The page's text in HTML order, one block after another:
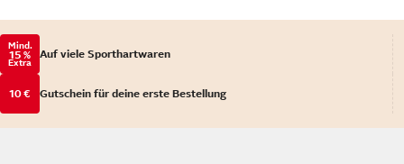
Mind.
15 %
Extra
Auf viele Sporthartwaren
10 € Gutschein für deine erste Bestellung